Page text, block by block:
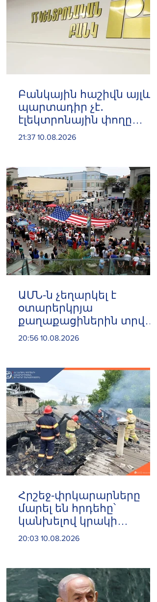
Բանկային հաշիվն այլևս
պարտադիր չէ․
էլեկտրոնային փողը
դառնում է ավելի
21:37 10.08.2026
ԱՄՆ-ն չեղարկել է
օտարերկրյա
քաղաքացիներին տրված
175 000 վիզա
20:56 10.08.2026
Հրշեջ-փրկարարները
մարել են հրդեհը՝
կանխելով կրակի
տարածումը
20:03 10.08.2026